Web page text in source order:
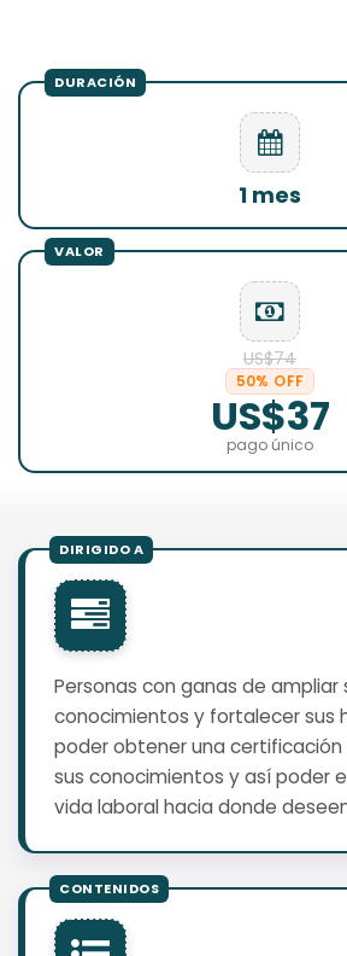
1 mes
US$74
50% OFF
US$37
pago único
Personas con ganas de ampliar
conocimientos y fortalecer sus
poder obtener una
sus conocimientos y así poder
vida laboral hacia donde